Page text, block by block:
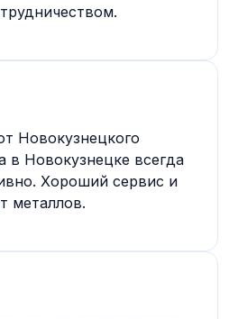
Новокузнецкого
в Новокузнецке всегда
Хороший сервис и
металлов.